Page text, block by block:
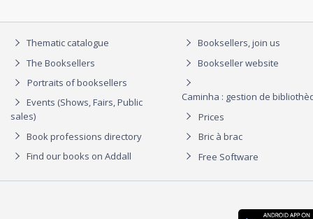
Thematic catalogue
The Booksellers
Portraits of booksellers
Events (Shows, Fairs, Public
sales)
Book professions directory
Find our books on Addall
Booksellers, join us
Bookseller website
Caminha : gestion de
Prices
Bric à brac
Free Software